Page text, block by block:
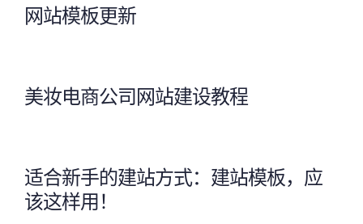
网站模板更新
美妆电商公司网站建设教程
适合新手的建站方式：建站模板，应
该这样用！